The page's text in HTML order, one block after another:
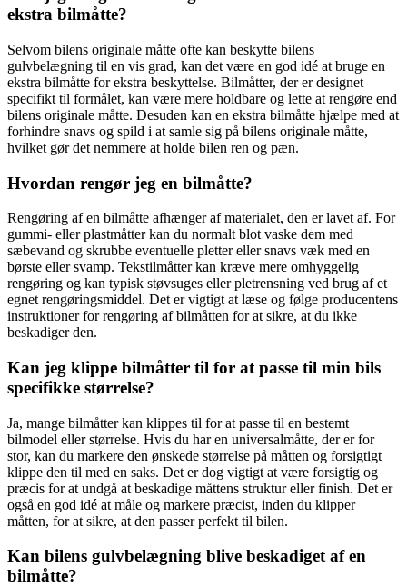
ekstra bilmåtte?
Selvom bilens originale måtte ofte kan beskytte bilens
gulvbelægning til en vis grad, kan det være en god idé at bruge en
ekstra bilmåtte for ekstra beskyttelse. Bilmåtter, der er designet
specifikt til formålet, kan være mere holdbare og lette at rengøre end
bilens originale måtte. Desuden kan en ekstra bilmåtte hjælpe med at
forhindre snavs og spild i at samle sig på bilens originale måtte,
hvilket gør det nemmere at holde bilen ren og pæn.
Hvordan rengør jeg en bilmåtte?
Rengøring af en bilmåtte afhænger af materialet, den er lavet af. For
gummi- eller plastmåtter kan du normalt blot vaske dem med
sæbevand og skrubbe eventuelle pletter eller snavs væk med en
børste eller svamp. Tekstilmåtter kan kræve mere omhyggelig
rengøring og kan typisk støvsuges eller pletrensning ved brug af et
egnet rengøringsmiddel. Det er vigtigt at læse og følge producentens
instruktioner for rengøring af bilmåtten for at sikre, at du ikke
beskadiger den.
Kan jeg klippe bilmåtter til for at passe til min bils
specifikke størrelse?
Ja, mange bilmåtter kan klippes til for at passe til en bestemt
bilmodel eller størrelse. Hvis du har en universalmåtte, der er for
stor, kan du markere den ønskede størrelse på måtten og forsigtigt
klippe den til med en saks. Det er dog vigtigt at være forsigtig og
præcis for at undgå at beskadige måttens struktur eller finish. Det er
også en god idé at måle og markere præcist, inden du klipper
måtten, for at sikre, at den passer perfekt til bilen.
Kan bilens gulvbelægning blive beskadiget af en
bilmåtte?